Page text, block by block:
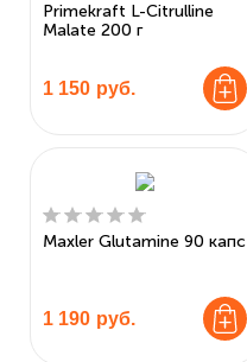
Primekraft L-Citrulline
Malate 200 г
1 150 руб.
Maxler Glutamine 90 капс
1 190 руб.